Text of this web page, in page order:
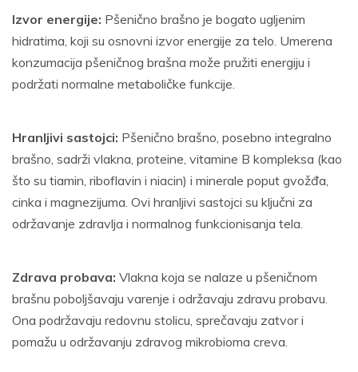
Izvor energije: Pšenično brašno je bogato ugljenim
hidratima, koji su osnovni izvor energije za telo. Umerena
konzumacija pšeničnog brašna može pružiti energiju i
podržati normalne metaboličke funkcije.
Hranljivi sastojci: Pšenično brašno, posebno integralno
brašno, sadrži vlakna, proteine, vitamine B kompleksa (kao
što su tiamin, riboflavin i niacin) i minerale poput gvožđa,
cinka i magnezijuma. Ovi hranljivi sastojci su ključni za
održavanje zdravlja i normalnog funkcionisanja tela.
Zdrava probava: Vlakna koja se nalaze u pšeničnom
brašnu poboljšavaju varenje i održavaju zdravu probavu.
Ona podržavaju redovnu stolicu, sprečavaju zatvor i
pomažu u održavanju zdravog mikrobioma creva.